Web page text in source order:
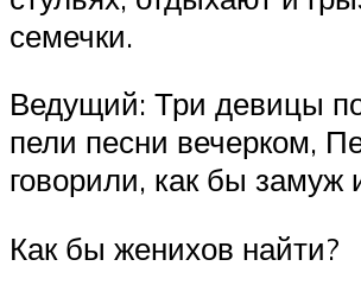
семечки.
Ведущий: Три девицы
пели песни вечерком,
говорили, как бы замуж
Как бы женихов найти?